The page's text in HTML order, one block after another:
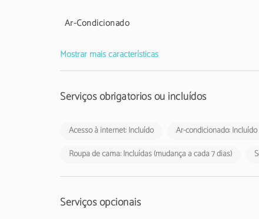
A Taxa Municipal Turística de Loulé em vigor desde1
Ar-Condicionado
Mostrar mais características
Serviços obrigatórios ou incluídos
Acesso à internet: Incluído Ar-condicionado: Incluído
Roupa de cama: Incluídas (mudança a cada 7 dias)
Serviços opcionais